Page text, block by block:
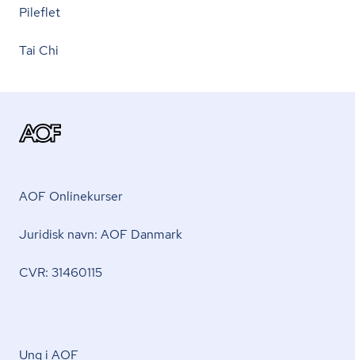
Pileflet
Tai Chi
AOF Onlinekurser
Juridisk navn: AOF Danmark
CVR: 31460115
Ung i AOF